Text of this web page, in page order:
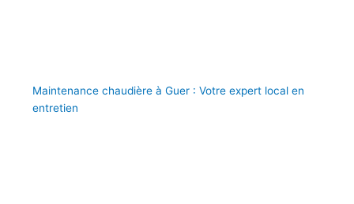
Maintenance chaudière à Guer : Votre expert local en
entretien